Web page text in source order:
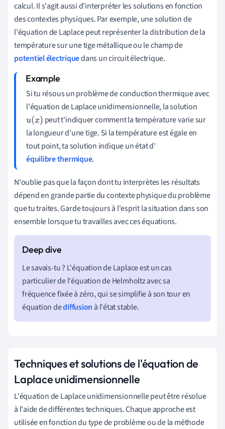
calcul. Il s'agit aussi d'interpréter les solutions en fonction
des contextes physiques. Par exemple, une solution de
l'équation de Laplace peut représenter la distribution de la
température sur une tige métallique ou le champ de
potentiel électriquedans un circuit électrique.
Si tu résous un problème de conduction thermique avec
l'équation de Laplace unidimensionnelle, la solution
u(x) peut t'indiquer comment la température varie sur
la longueur d'une tige. Si la température est égale en
tout point, ta solution indique un état d'
équilibre thermique.
N'oublie pas que la façon dont tu interprètes les résultats
dépend en grande partie du contexte physique du problème
que tu traites. Garde toujours à l'esprit la situation dans son
ensemble lorsque tu travailles avec ces équations.
Le savais-tu ? L'équation de Laplace est un cas
particulier de l'équation de Helmholtz avec sa
fréquence fixée à zéro, qui se simplifie à son tour en
équation dediffusion à l'état stable.
Techniques et solutions de l'équation de
Laplace unidimensionnelle
L'équation de Laplace unidimensionnelle peut être résolue
à l'aide de différentes techniques. Chaque approche est
utilisée en fonction du type de problème ou de la méthode